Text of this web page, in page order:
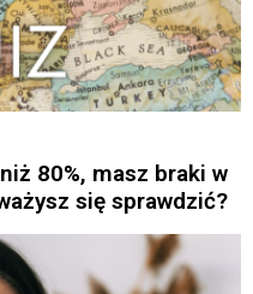
80%, masz braki w
się sprawdzić?